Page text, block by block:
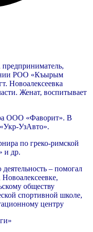
РОО «Къырым
Новоалексеевка
Женат, воспитывает
ООО «Фаворит». В
УзАвто».
по греко-римской
и др.
– помогал
обществу
спортивной школе,
центру